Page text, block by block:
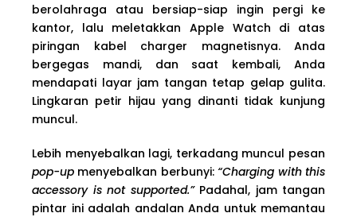
berolahraga atau bersiap-siap ingin pergi ke
kantor, lalu meletakkan Apple Watch di atas
piringan kabel charger magnetisnya. Anda
bergegas mandi, dan saat kembali, Anda
mendapati layar jam tangan tetap gelap gulita.
Lingkaran petir hijau yang dinanti tidak kunjung
muncul.
Lebih menyebalkan lagi, terkadang muncul pesan
pop-up menyebalkan berbunyi:“Charging with this
accessory is not supported.”Padahal, jam tangan
pintar ini adalah andalan Anda untuk memantau